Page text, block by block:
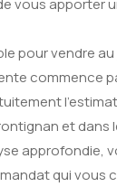
vous apporter
pour vendre
commence
et
approfondie,
qui vous